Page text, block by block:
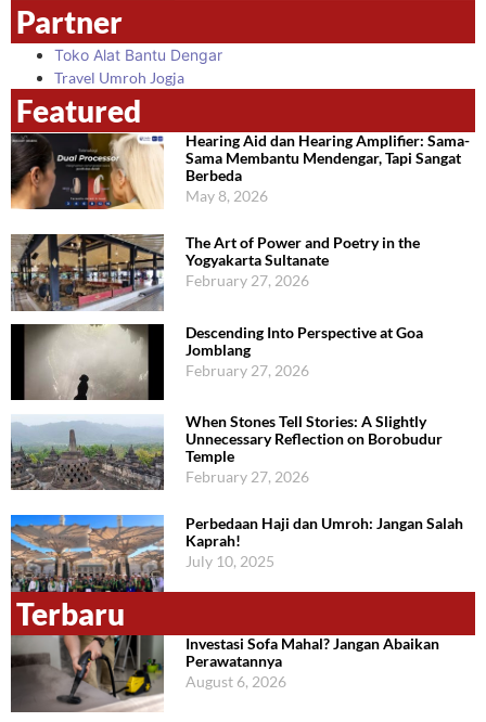
Partner
Toko Alat Bantu Dengar
Travel Umroh Jogja
Featured
Hearing Aid dan Hearing Amplifier: Sama-
Sama Membantu Mendengar, Tapi Sangat
Berbeda
May 8, 2026
The Art of Power and Poetry in the
Yogyakarta Sultanate
February 27, 2026
Descending Into Perspective at Goa
Jomblang
February 27, 2026
When Stones Tell Stories: A Slightly
Unnecessary Reflection on Borobudur
Temple
February 27, 2026
Perbedaan Haji dan Umroh: Jangan Salah
Kaprah!
July 10, 2025
Terbaru
Investasi Sofa Mahal? Jangan Abaikan
Perawatannya
August 6, 2026